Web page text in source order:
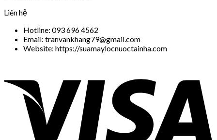
Liên hệ
Hotline: 093 696 4562
Email: tranvankhang79@gmail.com
Website: https://suamaylocnuoctainha.com